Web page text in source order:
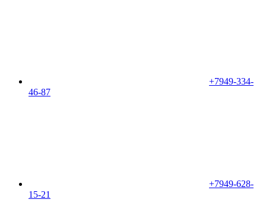
+7949-334-
46-87
+7949-628-
15-21